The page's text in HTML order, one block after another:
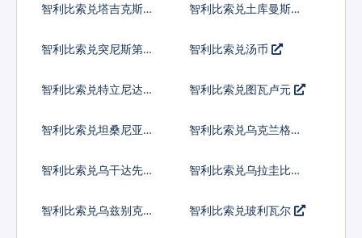
智利比索兑塔吉克斯坦
智利比索兑土库曼斯坦
智利比索兑突尼斯第纳
智利比索兑汤币
智利比索兑特立尼达多
智利比索兑图瓦卢元
智利比索兑坦桑尼亚先
智利比索兑乌克兰格里
智利比索兑乌干达先令 智利比索兑乌拉圭比索
智利比索兑乌兹别克斯
智利比索兑玻利瓦尔